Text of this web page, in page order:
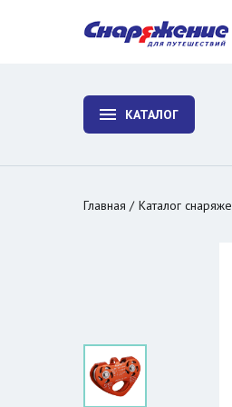
КАТАЛОГ
Главная Каталог